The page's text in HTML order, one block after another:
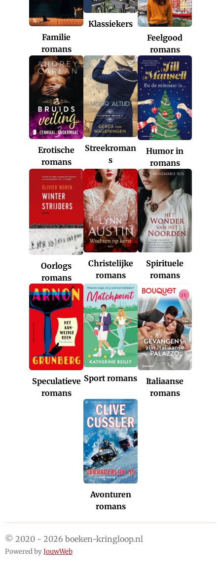
Familie
romans
Klassiekers
Feelgood
romans
Erotische
romans
Streekroman
s
Humor in
romans
Oorlogs
romans
Christelijke
romans
Spirituele
romans
Speculatieve
romans
Sport romans
Italiaanse
romans
Avonturen
romans
© 2020 - 2026 boeken-kringloop.nl
Powered byJouwWeb